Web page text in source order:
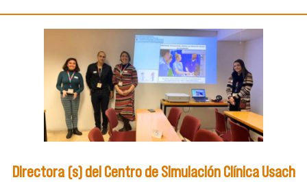
Directora (s) del Centro de Simulación Clínica Usach